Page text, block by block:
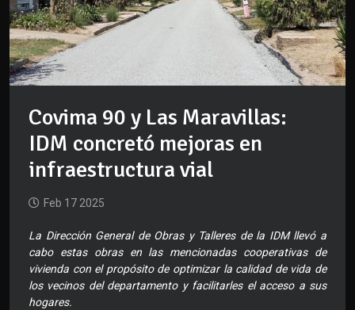
Covima 90 y Las Maravillas:
IDM concretó mejoras en
infraestructura vial
Feb 17 2025
La Dirección General de Obras y Talleres de la IDM llevó a
cabo estas obras en las mencionadas cooperativas de
vivienda con el propósito de optimizar la calidad de vida de
los vecinos del departamento y facilitarles el acceso a sus
hogares.